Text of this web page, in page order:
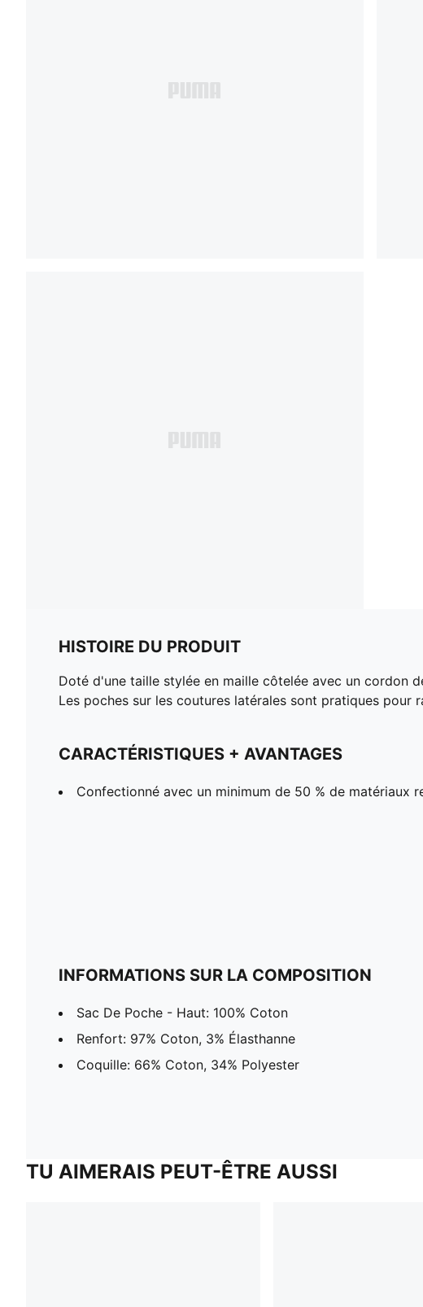
HISTOIRE DU PRODUIT
Doté d'une taille stylée en maille côtelée avec un cordon
Les poches sur les coutures latérales sont pratiques
CARACTÉRISTIQUES + AVANTAGES
Confectionné avec un minimum de 50 % de matériaux
INFORMATIONS SUR LA COMPOSITION
Sac De Poche - Haut: 100% Coton
Renfort: 97% Coton, 3% Élasthanne
Coquille: 66% Coton, 34% Polyester
TU AIMERAIS PEUT-ÊTRE AUSSI